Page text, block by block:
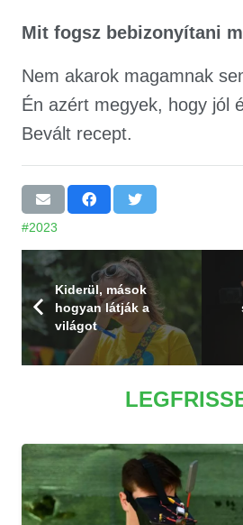
Mit fogsz bebizonyítani
Nem akarok magamnak
Én azért megyek, hogy jól
Bevált recept.
#2023
Kiderül, mások
hogyan látják a
világot